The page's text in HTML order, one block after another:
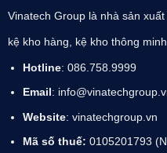
Vinatech Group là nhà sản
kệ kho hàng, kệ kho thông
Hotline: 086.758.9999
Email:
Website: vinatechgroup.vn
Mã số thuế: 0105201793